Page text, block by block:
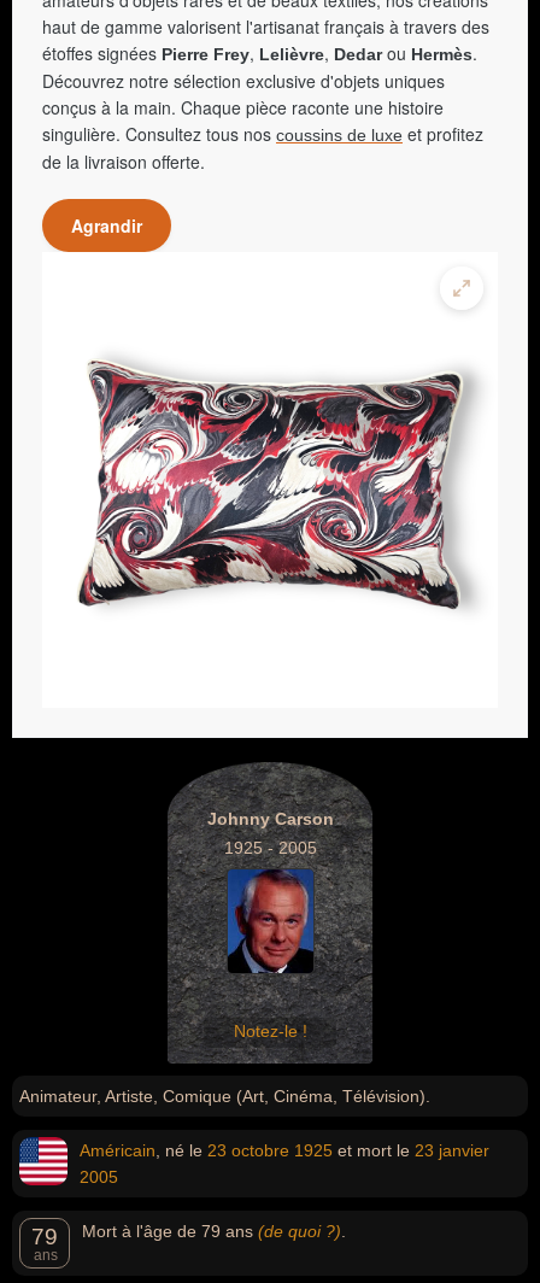
haut de gamme valorisent l'artisanat français à travers des
étoffes signées Pierre Frey, Lelièvre, Dedarou Hermès.
Découvrez notre sélection exclusive d'objets uniques
conçus à la main. Chaque pièce raconte une histoire
singulière. Consultez tous nos coussins de luxe et profitez
de la livraison offerte.
Agrandir
Johnny Carson
1925 - 2005
Notez-le !
Animateur, Artiste, Comique (Art, Cinéma, Télévision).
Américain , né le 23 octobre 1925 et mort le 23 janvier
2005
79
ans
Mort à l'âge de 79 ans (de quoi ?)